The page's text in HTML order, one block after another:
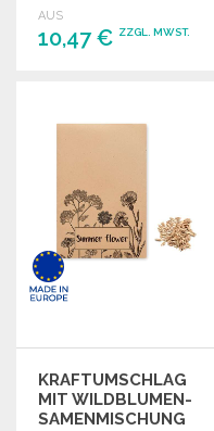
AUS
10,47 € ZZGL. MWST.
KRAFTUMSCHLAG
MIT WILDBLUMEN-
SAMENMISCHUNG